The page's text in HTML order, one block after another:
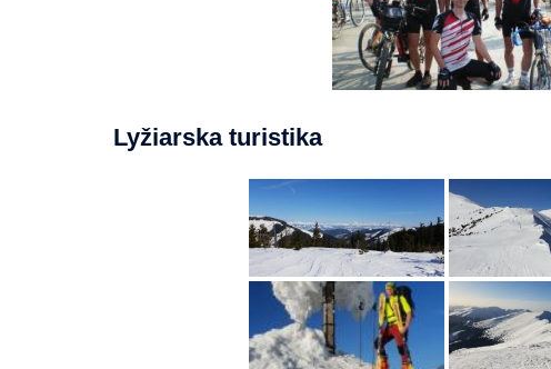
Lyžiarska turistika